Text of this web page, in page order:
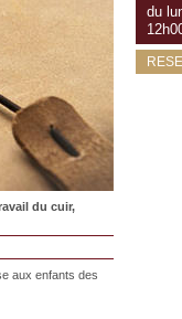
du cuir,
aux enfants des
du